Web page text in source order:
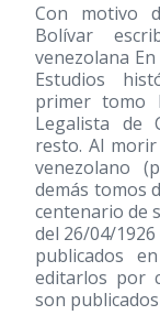
Con motivo
Bolívar
venezolana
Estudios
primer tomo
Legalista de
resto. Al
venezolano
demás tomos
centenario de
del 26/04/
publicados
editarlos por
son